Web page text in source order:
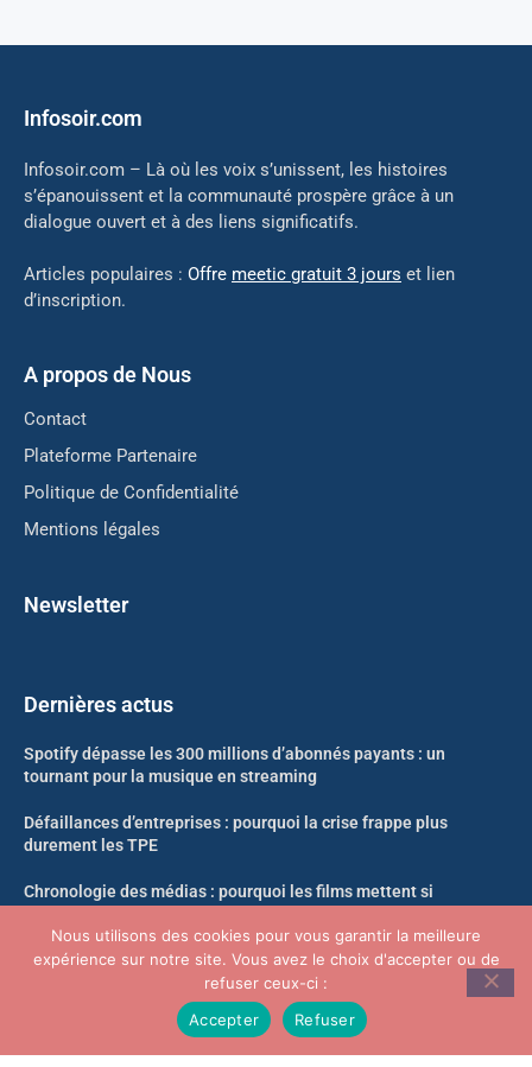
Infosoir.com
Infosoir.com – Là où les voix s’unissent, les histoires
s’épanouissent et la communauté prospère grâce à un
dialogue ouvert et à des liens significatifs.
Articles populaires : Offre meetic gratuit 3 jours et lien
d’inscription.
A propos de Nous
Contact
Plateforme Partenaire
Politique de Confidentialité
Mentions légales
Newsletter
Dernières actus
Spotify dépasse les 300 millions d’abonnés payants : un
tournant pour la musique en streaming
Défaillances d’entreprises : pourquoi la crise frappe plus
durement les TPE
Chronologie des médias : pourquoi les films mettent si
Likweli : un nouveau singe découvert dans la forêt du Congo
Nous utilisons des cookies pour vous garantir la meilleure
expérience sur notre site. Vous avez le choix d'accepter ou de
refuser ceux-ci :
Accepter
Refuser